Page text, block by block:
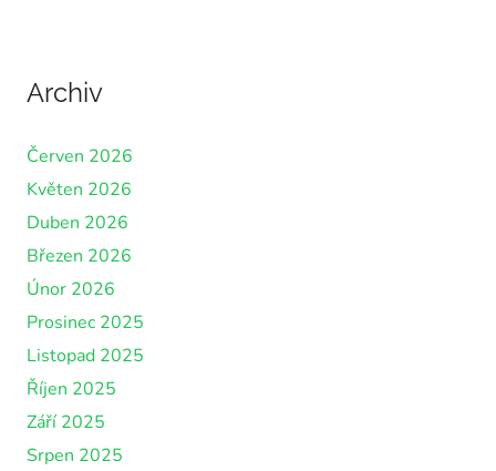
Archiv
Červen 2026
Květen 2026
Duben 2026
Březen 2026
Únor 2026
Prosinec 2025
Listopad 2025
Říjen 2025
Září 2025
Srpen 2025